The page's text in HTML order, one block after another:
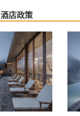
酒店政策